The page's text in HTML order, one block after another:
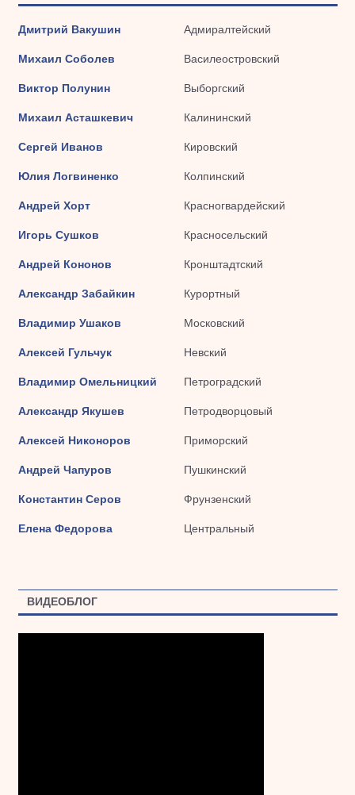
Дмитрий Вакушин Адмиралтейский
Михаил Соболев Василеостровский
Виктор Полунин Выборгский
Михаил Асташкевич Калининский
Сергей Иванов Кировский
Юлия Логвиненко Колпинский
Андрей Хорт Красногвардейский
Игорь Сушков Красносельский
Андрей Кононов Кронштадтский
Александр Забайкин Курортный
Владимир Ушаков Московский
Алексей Гульчук Невский
Владимир Омельницкий Петроградский
Александр Якушев Петродворцовый
Алексей Никоноров Приморский
Андрей Чапуров Пушкинский
Константин Серов Фрунзенский
Елена Федорова Центральный
ВИДЕОБЛОГ